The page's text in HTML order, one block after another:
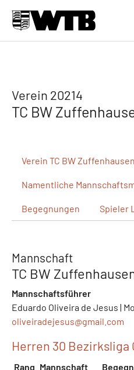
Verein 20214
TC BW
Verein TC BW Zuffenhausen
Namentliche
Begegnungen Spieler
Mannschaft
TC BW
Mannschaftsführer
Eduardo Oliveira de Jesus |
oliveiradejesus@gmail.com
Herren 30 Bezirksliga
Rang Mannschaft